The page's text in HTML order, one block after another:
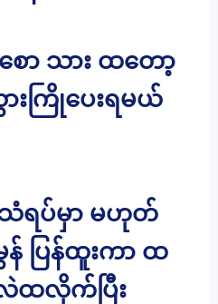
ော သား ထတော့
ကြိုပေးရမယ်
သံရပ်မှာ မဟုတ်
န် ပြန်ထူးကာ ထ
လိုက်ပြီး